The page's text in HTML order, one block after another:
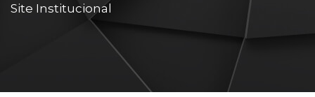
Site Institucional